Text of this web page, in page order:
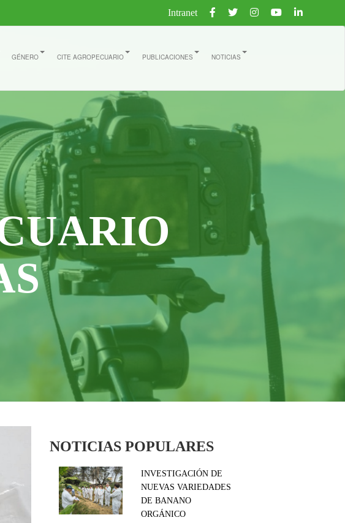
Intranet
GÉNERO CITE AGROPECUARIO PUBLICACIONES NOTICIAS
NOTICIAS POPULARES
INVESTIGACIÓN DE
NUEVAS VARIEDADES
DE BANANO
ORGÁNICO